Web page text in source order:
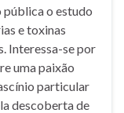
o estudo
e toxinas
Interessa-se por
uma paixão
particular
descoberta de